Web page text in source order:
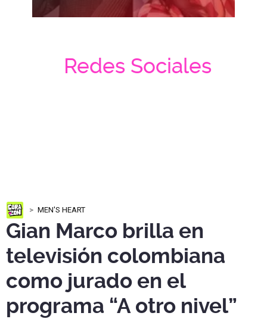
Redes Sociales
MEN'S HEART
Gian Marco brilla en
televisión colombiana
como jurado en el
programa “A otro nivel”